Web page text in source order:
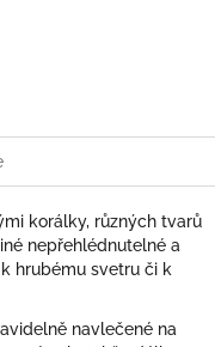
korálky, různých tvarů
nepřehlédnutelné a
hrubému svetru či k
navlečené na